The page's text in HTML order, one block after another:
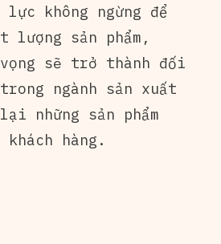
lực không ngừng để
sản phẩm,
sẽ trở thành đối
ngành sản xuất
những sản phẩm
hàng.